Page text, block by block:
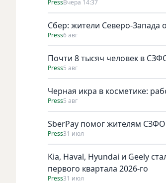
PressВчера 14:37
Сбер: жители Северо-Запада
Press6 авг
Почти 8 тысяч человек в
Press5 авг
Черная икра в косметике:
Press5 авг
SberPay помог жителям
Press31 июл
Kia, Haval, Hyundai и Geely
первого квартала 2026-го
Press31 июл